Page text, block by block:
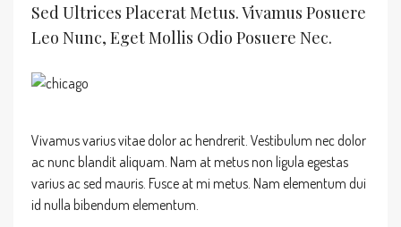
Sed Ultrices Placerat Metus. Vivamus Posuere
Leo Nunc, Eget Mollis Odio Posuere Nec.
Vivamus varius vitae dolor ac hendrerit. Vestibulum nec dolor
ac nunc blandit aliquam. Nam at metus non ligula egestas
varius ac sed mauris. Fusce at mi metus. Nam elementum dui
id nulla bibendum elementum.